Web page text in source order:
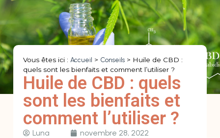
Vous êtes ici : Accueil > Conseils> Huile de CBD :
quels sont les bienfaits et comment l’utiliser ?
Huile de CBD : quels
sont les bienfaits et
comment l’utiliser ?
Luna novembre 28, 2022